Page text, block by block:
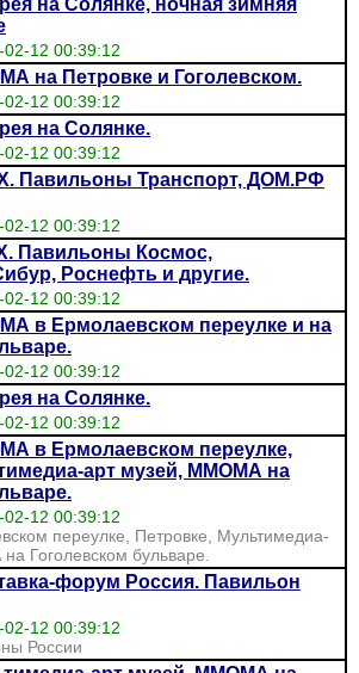
на Солянке, ночная зимняя
12 00:39:12
на Петровке и Гоголевском.
12 00:39:12
на Солянке.
12 00:39:12
Павильоны Транспорт, ДОМ.PФ
12 00:39:12
Павильоны Космос,
Роснефть и другие.
12 00:39:12
в Ермолаевском переулке и на
12 00:39:12
на Солянке.
12 00:39:12
в Ермолаевском переулке,
арт музей, ММОМА на
12 00:39:12
переулке, Петровке, Мультимедиа-
Гоголевском бульваре.
форум Россия. Павильон
12 00:39:12
России